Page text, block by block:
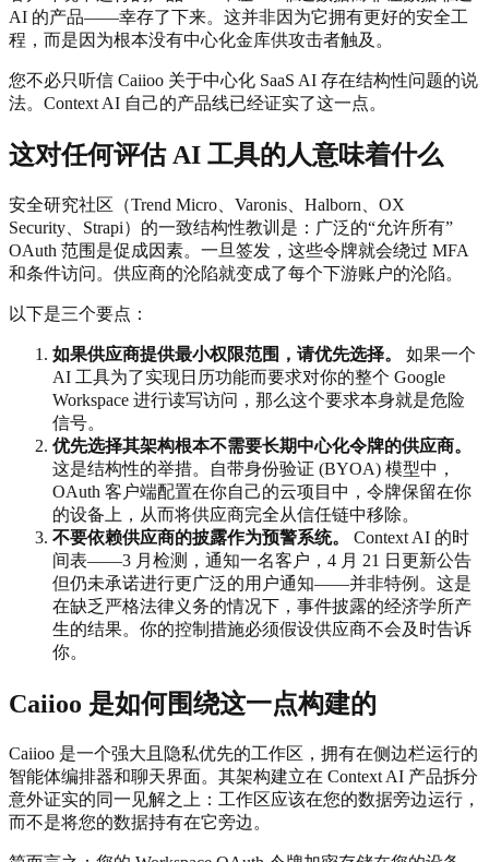
AI 的产品——幸存了下来。这并非因为它拥有更好的安全工
程，而是因为根本没有中心化金库供攻击者触及。
您不必只听信 Caiioo 关于中心化 SaaS AI 存在结构性问题的说
法。Context AI 自己的产品线已经证实了这一点。
这对任何评估 AI 工具的人意味着什么
安全研究社区（Trend Micro、Varonis、Halborn、OX
Security、Strapi）的一致结构性教训是：广泛的“允许所有”
OAuth 范围是促成因素。一旦签发，这些令牌就会绕过 MFA
和条件访问。供应商的沦陷就变成了每个下游账户的沦陷。
以下是三个要点：
如果供应商提供最小权限范围，请优先选择。
如果一个
AI 工具为了实现日历功能而要求对你的整个 Google
Workspace 进行读写访问，那么这个要求本身就是危险
信号。
优先选择其架构根本不需要长期中心化令牌的供应商。
这是结构性的举措。自带身份验证 (BYOA) 模型中，
OAuth 客户端配置在你自己的云项目中，令牌保留在你
的设备上，从而将供应商完全从信任链中移除。
不要依赖供应商的披露作为预警系统。
Context AI 的时
间表——3 月检测，通知一名客户，4 月 21 日更新公告
但仍未承诺进行更广泛的用户通知——并非特例。这是
在缺乏严格法律义务的情况下，事件披露的经济学所产
生的结果。你的控制措施必须假设供应商不会及时告诉
你。
Caiioo 是如何围绕这一点构建的
Caiioo 是一个强大且隐私优先的工作区，拥有在侧边栏运行的
智能体编排器和聊天界面。其架构建立在 Context AI 产品拆分
意外证实的同一见解之上：工作区应该在您的数据旁边运行，
而不是将您的数据持有在它旁边。